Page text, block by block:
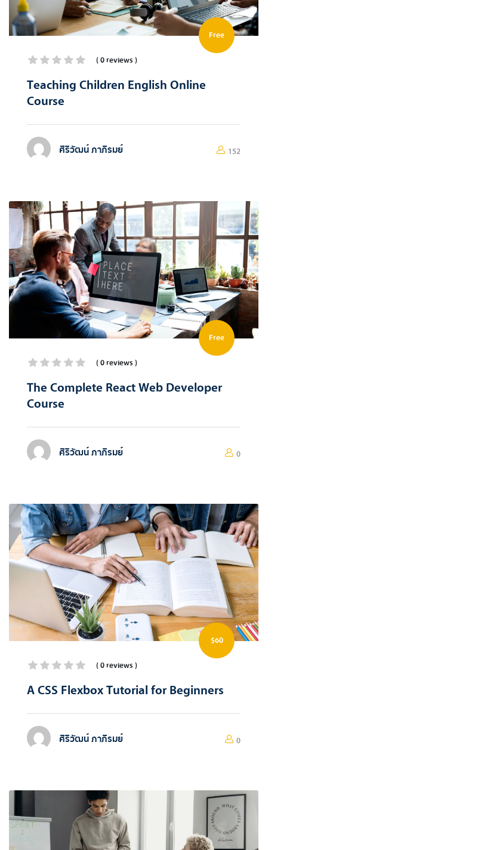
Free
( 0 reviews )
Teaching Children English Online
Course
ศิริวัฒน์ ภาภิรมย์ 152
Free
( 0 reviews )
The Complete React Web Developer
Course
ศิริวัฒน์ ภาภิรมย์ 0
$60
( 0 reviews )
A CSS Flexbox Tutorial for Beginners
ศิริวัฒน์ ภาภิรมย์ 0